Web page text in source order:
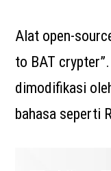
Alat open-
to BAT
dimodifikasi
bahasa seperti